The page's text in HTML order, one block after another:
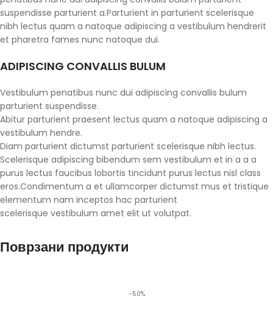
suspendisse parturient a.Parturient in parturient scelerisque
nibh lectus quam a natoque adipiscing a vestibulum hendrerit
et pharetra fames nunc natoque dui.
ADIPISCING CONVALLIS BULUM
Vestibulum penatibus nunc dui adipiscing convallis bulum
parturient suspendisse.
Abitur parturient praesent lectus quam a natoque adipiscing a
vestibulum hendre.
Diam parturient dictumst parturient scelerisque nibh lectus.
Scelerisque adipiscing bibendum sem vestibulum et in a a a
purus lectus faucibus lobortis tincidunt purus lectus nisl class
eros.Condimentum a et ullamcorper dictumst mus et tristique
elementum nam inceptos hac parturient
scelerisque vestibulum amet elit ut volutpat.
Поврзани продукти
-50%